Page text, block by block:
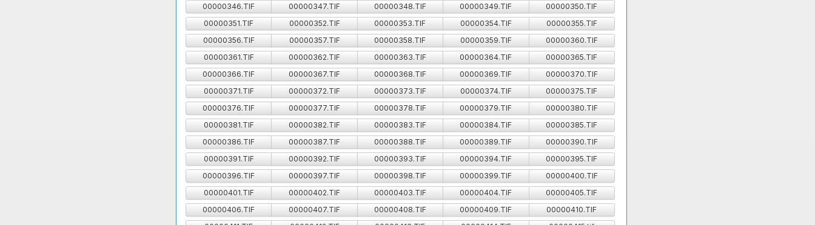
00000346.TIF
00000347.TIF 00000348.TIF 00000349.TIF
00000350.TIF
00000351.TIF
00000352.TIF 00000353.TIF 00000354.TIF
00000355.TIF
00000356.TIF
00000357.TIF 00000358.TIF 00000359.TIF
00000360.TIF
00000361.TIF
00000362.TIF 00000363.TIF 00000364.TIF
00000365.TIF
00000366.TIF
00000367.TIF 00000368.TIF 00000369.TIF
00000370.TIF
00000371.TIF
00000372.TIF 00000373.TIF 00000374.TIF
00000375.TIF
00000376.TIF
00000377.TIF 00000378.TIF 00000379.TIF
00000380.TIF
00000381.TIF
00000382.TIF 00000383.TIF 00000384.TIF
00000385.TIF
00000386.TIF
00000387.TIF 00000388.TIF 00000389.TIF
00000390.TIF
00000391.TIF
00000392.TIF 00000393.TIF 00000394.TIF
00000395.TIF
00000396.TIF
00000397.TIF 00000398.TIF 00000399.TIF
00000400.TIF
00000401.TIF
00000402.TIF 00000403.TIF 00000404.TIF
00000405.TIF
00000406.TIF
00000407.TIF 00000408.TIF 00000409.TIF
00000410.TIF